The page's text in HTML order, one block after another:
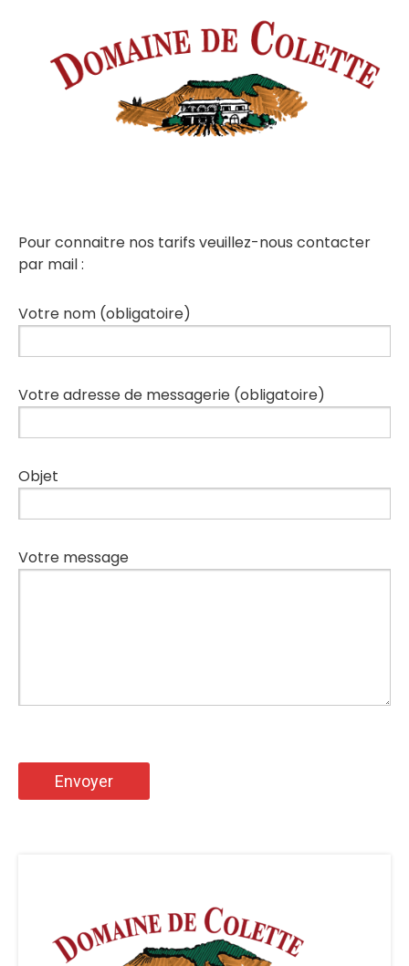
Pour connaitre nos tarifs veuillez-nous contacter
par mail :
Votre nom (obligatoire)
Votre adresse de messagerie (obligatoire)
Objet
Votre message